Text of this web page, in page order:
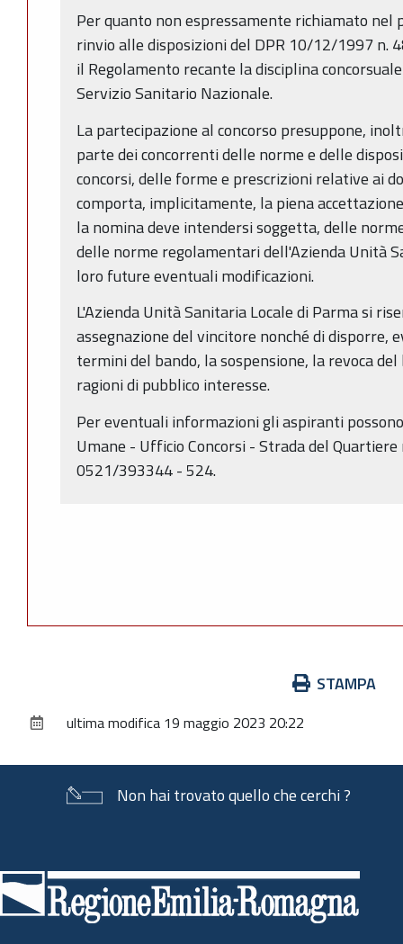
Per quanto non espressamente richiamato
rinvio alle disposizioni del DPR 10/12/1997 n.
il Regolamento recante la disciplina
Servizio Sanitario Nazionale.
La partecipazione al concorso presuppone,
parte dei concorrenti delle norme e delle
concorsi, delle forme e prescrizioni relative ai
comporta, implicitamente, la piena
la nomina deve intendersi soggetta, delle
delle norme regolamentari dell'Azienda Unità
loro future eventuali modificazioni.
L'Azienda Unità Sanitaria Locale di Parma si
assegnazione del vincitore nonché di disporre,
termini del bando, la sospensione, la revoca
ragioni di pubblico interesse.
Per eventuali informazioni gli aspiranti
Umane - Ufficio Concorsi - Strada del
0521/393344 - 524.
documento
STAMPA
ultima modifica 19 maggio 2023 20:22
Non hai trovato quello che cerchi ?
di
pagina